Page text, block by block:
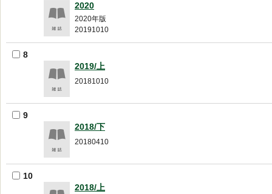
2020
2020年版
20191010
8
2019/上
20181010
9
2018/下
20180410
10
2018/上